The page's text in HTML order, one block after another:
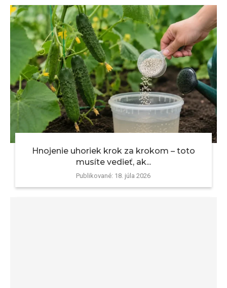
Hnojenie uhoriek krok za krokom – toto
musíte vedieť, ak...
Publikované: 18. júla 2026